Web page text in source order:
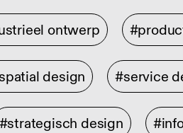
ontwerp
design #service
#strategisch design